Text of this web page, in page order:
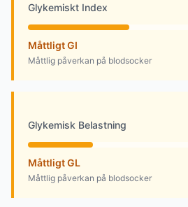
Glykemiskt Index
Måttligt GI
Måttlig påverkan på blodsocker
Glykemisk Belastning
Måttligt GL
Måttlig påverkan på blodsocker